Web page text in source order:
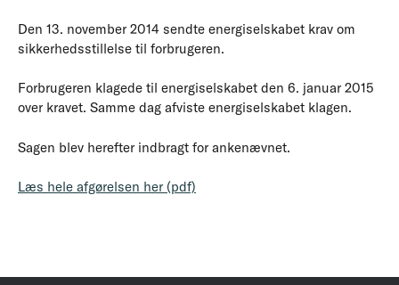
Den 13. november 2014 sendte energiselskabet krav om
sikkerhedsstillelse til forbrugeren.
Forbrugeren klagede til energiselskabet den 6. januar 2015
over kravet. Samme dag afviste energiselskabet klagen.
Sagen blev herefter indbragt for ankenævnet.
Læs hele afgørelsen her (pdf)